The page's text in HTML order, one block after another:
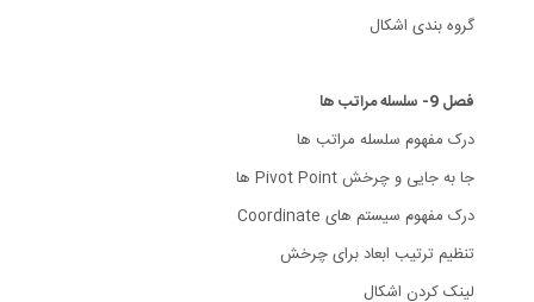
گروه بندی اشکال
فصل 9- سلسله مراتب ها
درک مفهوم سلسله مراتب ها
جا به جایی و چرخش Pivot Point ها
درک مفهوم سیستم های Coordinate
تنظیم ترتیب ابعاد برای چرخش
لینک کردن اشکال